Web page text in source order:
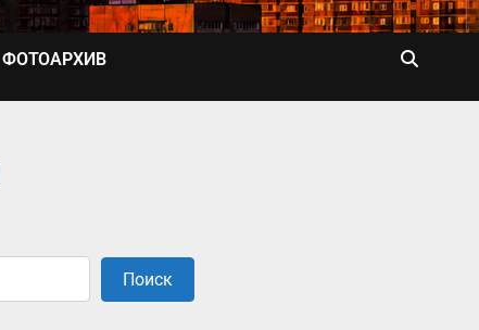
ФОТОАРХИВ
ПоискПоиск